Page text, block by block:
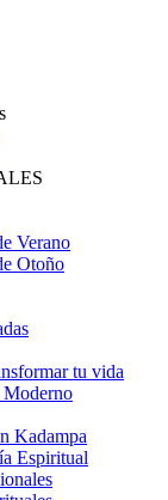
Verano
Otoño
tu vida
Kadampa
Espiritual